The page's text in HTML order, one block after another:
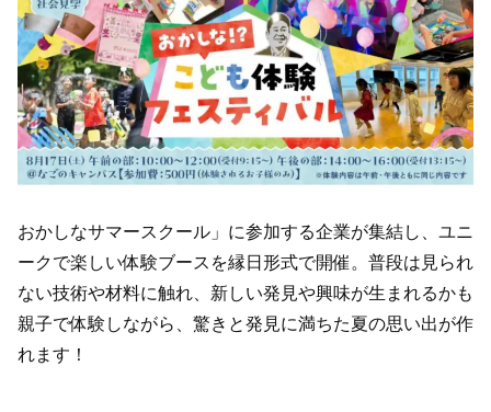
おかしなサマースクール」に参加する企業が集結し、ユニ
ークで楽しい体験ブースを縁日形式で開催。普段は見られ
ない技術や材料に触れ、新しい発見や興味が生まれるかも
親子で体験しながら、驚きと発見に満ちた夏の思い出が作
れます！